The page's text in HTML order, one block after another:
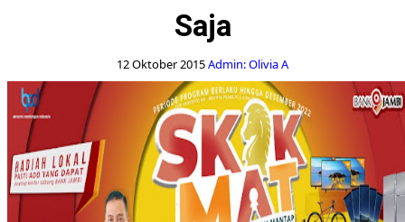
Saja
12 Oktober 2015Admin: Olivia A